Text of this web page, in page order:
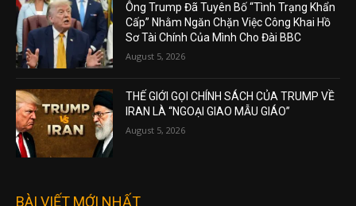
Ông Trump Đã Tuyên Bố “Tình Trạng Khẩn
Cấp” Nhằm Ngăn Chặn Việc Công Khai Hồ
Sơ Tài Chính Của Mình Cho Đài BBC
August 5, 2026
THẾ GIỚI GỌI CHÍNH SÁCH CỦA TRUMP VỀ
IRAN LÀ “NGOẠI GIAO MẪU GIÁO”
August 5, 2026
BÀI VIẾT MỚI NHẤT